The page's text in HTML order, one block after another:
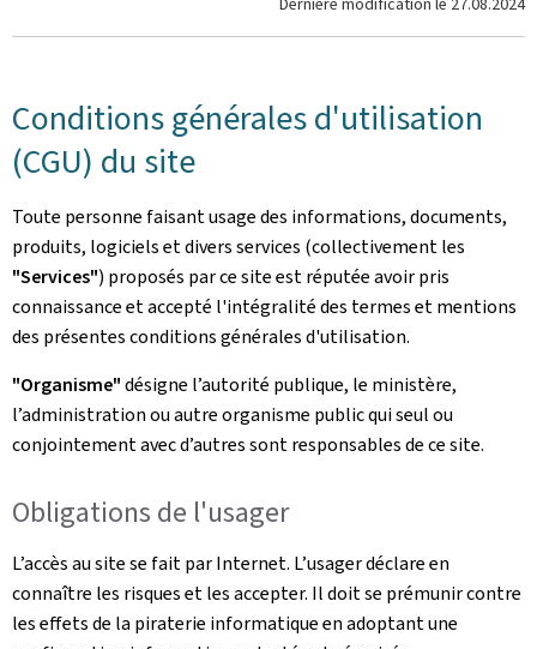
Conditions générales d'utilisation
(CGU) du site
Toute personne faisant usage des informations, documents,
produits, logiciels et divers services (collectivement les
"Services") proposés par ce site est réputée avoir pris
connaissance et accepté l'intégralité des termes et mentions
des présentes conditions générales d'utilisation.
"Organisme"désigne l’autorité publique, le ministère,
l’administration ou autre organisme public qui seul ou
conjointement avec d’autres sont responsables de ce site.
Obligations de l'usager
L’accès au site se fait par Internet. L’usager déclare en
connaître les risques et les accepter. Il doit se prémunir contre
les effets de la piraterie informatique en adoptant une